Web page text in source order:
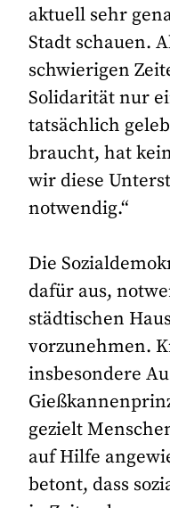
aktuell sehr
Stadt schauen.
schwierigen
Solidarität nur
tatsächlich
braucht, hat
wir diese
notwendig.“
Die
dafür aus,
städtischen
vorzunehmen.
insbesondere
gezielt
auf Hilfe
betont, dass